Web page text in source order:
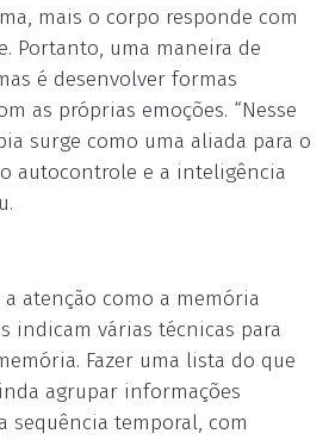
mais o corpo responde com
Portanto, uma maneira de
é desenvolver formas
as próprias emoções. “Nesse
surge como uma aliada para o
autocontrole e a inteligência
atenção como a memória
indicam várias técnicas para
Fazer uma lista do que
agrupar informações
sequência temporal, com